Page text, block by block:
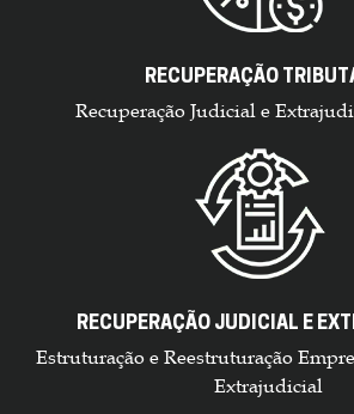
RECUPERAÇÃO
Recuperação Judicial e
RECUPERAÇÃO JUDICIAL E
Estruturação e Reestruturação
Extrajudicial